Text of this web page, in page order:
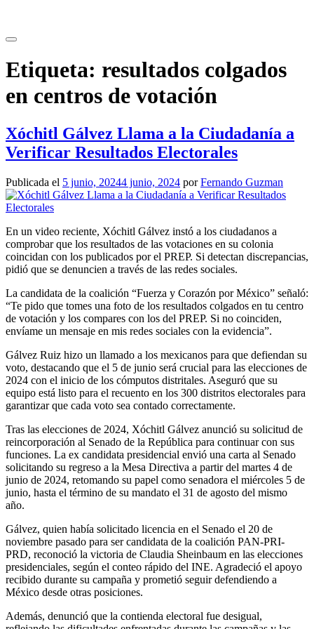
contenido
Etiqueta: resultados colgados
en centros de votación
Xóchitl Gálvez Llama a la Ciudadanía a
Verificar Resultados Electorales
Publicada el 5 junio, 20244 junio, 2024 porFernando Guzman
En un video reciente, Xóchitl Gálvez instó a los ciudadanos a
comprobar que los resultados de las votaciones en su colonia
coincidan con los publicados por el PREP. Si detectan discrepancias,
pidió que se denuncien a través de las redes sociales.
La candidata de la coalición “Fuerza y Corazón por México” señaló:
“Te pido que tomes una foto de los resultados colgados en tu centro
de votación y los compares con los del PREP. Si no coinciden,
envíame un mensaje en mis redes sociales con la evidencia”.
Gálvez Ruiz hizo un llamado a los mexicanos para que defiendan su
voto, destacando que el 5 de junio será crucial para las elecciones de
2024 con el inicio de los cómputos distritales. Aseguró que su
equipo está listo para el recuento en los 300 distritos electorales para
garantizar que cada voto sea contado correctamente.
Tras las elecciones de 2024, Xóchitl Gálvez anunció su solicitud de
reincorporación al Senado de la República para continuar con sus
funciones. La ex candidata presidencial envió una carta al Senado
solicitando su regreso a la Mesa Directiva a partir del martes 4 de
junio de 2024, retomando su papel como senadora el miércoles 5 de
junio, hasta el término de su mandato el 31 de agosto del mismo
año.
Gálvez, quien había solicitado licencia en el Senado el 20 de
noviembre pasado para ser candidata de la coalición PAN-PRI-
PRD, reconoció la victoria de Claudia Sheinbaum en las elecciones
presidenciales, según el conteo rápido del INE. Agradeció el apoyo
recibido durante su campaña y prometió seguir defendiendo a
México desde otras posiciones.
Además, denunció que la contienda electoral fue desigual,